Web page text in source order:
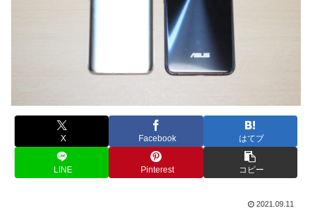
X Facebook はてブ
LINE Pinterest コピー
2021.09.11